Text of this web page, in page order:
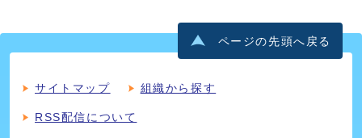
ページの先頭へ戻る
サイトマップ 組織から探す
RSS配信について